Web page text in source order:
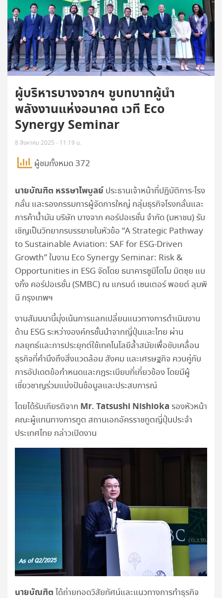
ผู้บริหารบางจากฯ ชูบทบาทผู้นำ
พลังงานแห่งอนาคต เวที Eco
Synergy Seminar
8 สิงหาคม 2025 - 11:19 น.
ผู้ชมทั้งหมด 372
นายบัณฑิต หรรษาไพบูลย์ ประธานเจ้าหน้าที่ปฏิบัติการ-โรง
กลั่น และรองกรรมการผู้จัดการใหญ่ กลุ่มธุรกิจโรงกลั่นและ
การค้าน้ำมัน บริษัท บางจาก คอร์ปอเรชั่น จำกัด (มหาชน) รับ
เชิญเป็นวิทยากรบรรยายในหัวข้อ “A Strategic Pathway
to Sustainable Aviation: SAF for ESG-Driven
Growth” ในงาน Eco Synergy Seminar: Risk &
Opportunities in ESG จัดโดย ธนาคารซูมิโตโม มิตซุย แบ
งกิ้ง คอร์ปอเรชั่น (SMBC) ณ แกรนด์ เซนเตอร์ พอยต์ ลุมพิ
นี กรุงเทพฯ
งานสัมมนานี้มุ่งเน้นการแลกเปลี่ยนแนวทางการดำเนินงาน
ด้าน ESG ระหว่างองค์กรชั้นนำจากญี่ปุ่นและไทย ผ่าน
กลยุทธ์และการประยุกต์ใช้เทคโนโลยีล้ำสมัยเพื่อขับเคลื่อน
ธุรกิจที่คำนึงถึงสิ่งแวดล้อม สังคม และเศรษฐกิจ ควบคู่กับ
การอัปเดตข้อกำหนดและกฎระเบียบที่เกี่ยวข้อง โดยมีผู้
เชี่ยวชาญร่วมแบ่งปันข้อมูลและประสบการณ์
โดยได้รับเกียรติจาก Mr. Tatsushi Nishioka รองหัวหน้า
คณะผู้แทนทางการทูต สถานเอกอัครราชทูตญี่ปุ่นประจำ
ประเทศไทย กล่าวเปิดงาน
นายบัณฑิต ได้ถ่ายทอดวิสัยทัศน์และแนวทางการทำธุรกิจ